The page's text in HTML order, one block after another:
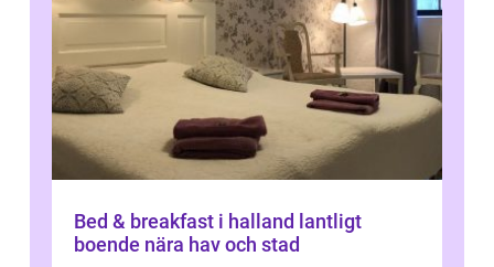
Bed & breakfast i halland lantligt
boende nära hav och stad